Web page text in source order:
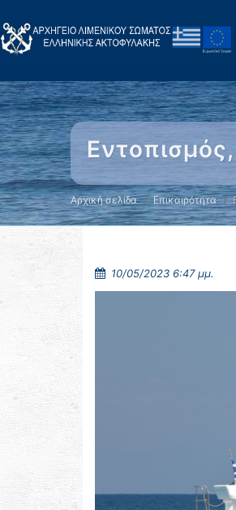
Αρχική σελίδα Επικαιρότητα
10/05/2023 6:47 μμ.